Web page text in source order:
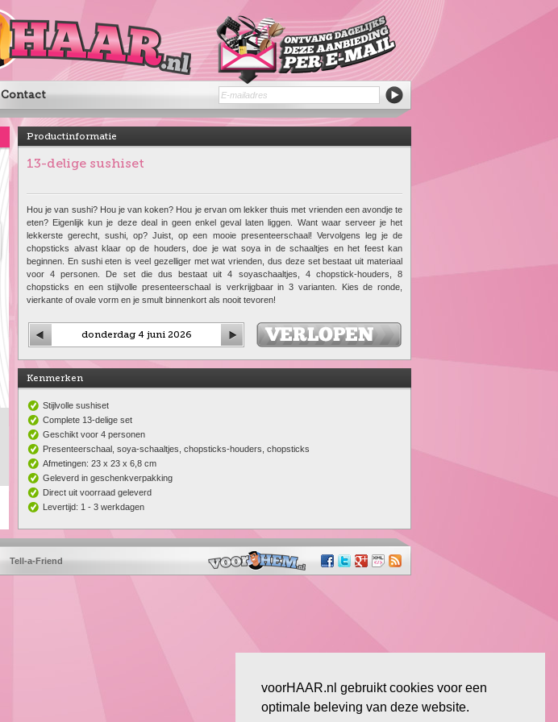
voorHAAR.nl gebruikt cookies voor een
optimale beleving van deze website.
Contact
Productinformatie
13-delige sushiset
Hou je van sushi? Hou je van koken? Hou je ervan om lekker thuis met vrienden een avondje te
eten? Eigenlijk kun je deze deal in geen enkel geval laten liggen. Want waar serveer je het
lekkerste gerecht, sushi, op? Juist, op een mooie presenteerschaal! Vervolgens leg je de
chopsticks alvast klaar op de houders, doe je wat soya in de schaaltjes en het feest kan
beginnen. En sushi eten is veel gezelliger met wat vrienden, dus deze set bestaat uit materiaal
voor 4 personen. De set die dus bestaat uit 4 soyaschaaltjes, 4 chopstick-houders, 8
chopsticks en een stijlvolle presenteerschaal is verkrijgbaar in 3 varianten. Kies de ronde,
vierkante of ovale vorm en je smult binnenkort als nooit tevoren!
donderdag 4 juni 2026
Kenmerken
Stijlvolle sushiset
Complete 13-delige set
Geschikt voor 4 personen
Presenteerschaal, soya-schaaltjes, chopsticks-houders, chopsticks
Afmetingen: 23 x 23 x 6,8 cm
Geleverd in geschenkverpakking
Direct uit voorraad geleverd
Levertijd: 1 - 3 werkdagen
Tell-a-Friend